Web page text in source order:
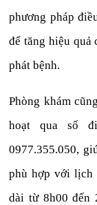
phương pháp
để tăng hiệu quả
phát bệnh.
Phòng khám
hoạt qua số
0977.355.050,
phù hợp với lịch
dài từ 8h00 đến